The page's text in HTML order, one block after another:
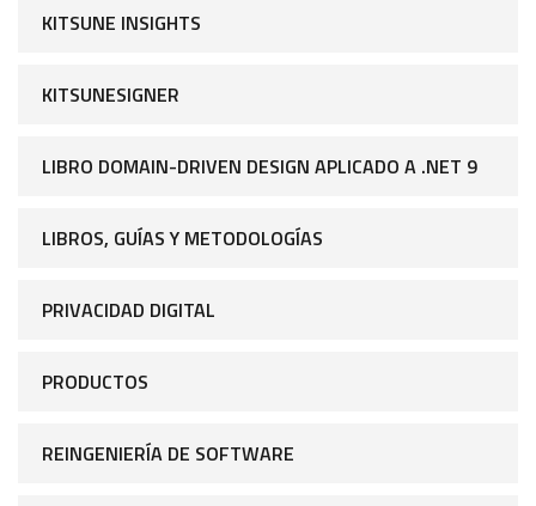
KITSUNE INSIGHTS
KITSUNESIGNER
LIBRO DOMAIN-DRIVEN DESIGN APLICADO A .NET 9
LIBROS, GUÍAS Y METODOLOGÍAS
PRIVACIDAD DIGITAL
PRODUCTOS
REINGENIERÍA DE SOFTWARE